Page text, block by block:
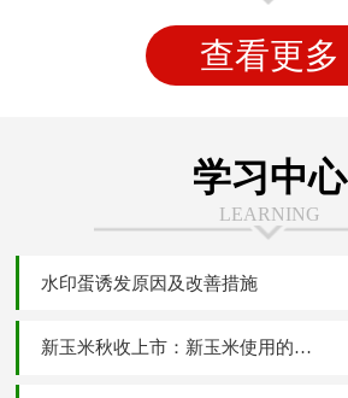
查看更多
学习中心
LEARNING
水印蛋诱发原因及改善措施
新玉米秋收上市：新玉米使用的四大危害分析与五大解决应对方案